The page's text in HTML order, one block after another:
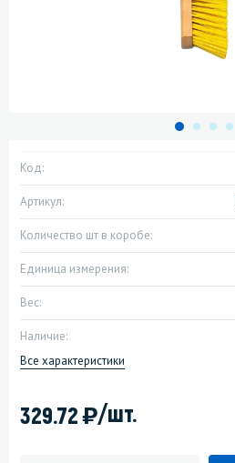
Код:
Артикул:
Количество шт в коробе:
Единица измерения:
Вес:
Наличие:
Все характеристики
329.72)/шт.